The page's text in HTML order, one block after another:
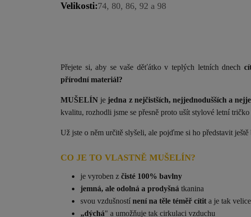
Velikosti:74, 80, 86, 92 a 98
Přejete si, aby se vaše děťátko v teplých letních dnech
přírodní materiál?
MUŠELÍN je jedna z nejčistších, nejjednodušších a
kvalitu, rozhodli jsme se přesně proto ušít stylové letní
Už jste o něm určitě slyšeli, ale pojďme si ho představit ještě
CO JE TO VLASTNĚ MUŠELÍN?
je vyroben z čisté 100% bavlny
jemná, ale odolná a prodyšná tkanina
svou vzdušností není na těle téměř cítit a je tak
„dýchá" a umožňuje tak cirkulaci vzduchu